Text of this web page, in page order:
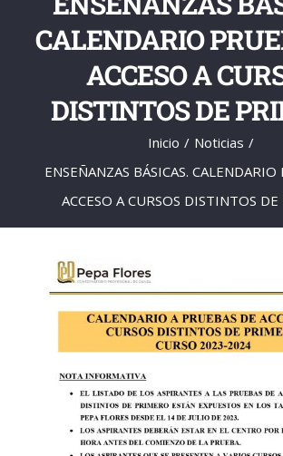
CALENDARIO
ACCESO A
DISTINTOS DE
Inicio
Noticias
ENSEÑANZAS BÁSICAS. CALENDARIO
ACCESO A CURSOS DISTINTOS